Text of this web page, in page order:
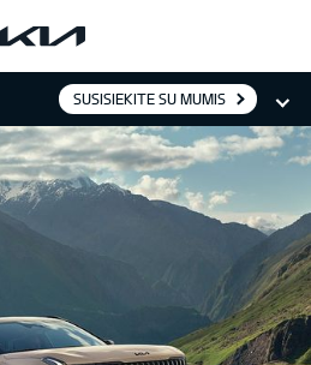
SUSISIEKITE SU MUMIS